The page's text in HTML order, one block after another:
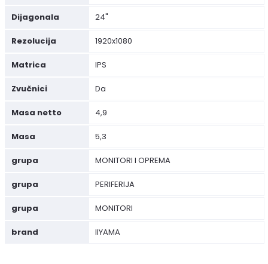
Dijagonala 24"
Rezolucija 1920x1080
Matrica IPS
Zvučnici Da
Masa netto 4,9
Masa 5,3
grupa MONITORI I OPREMA
grupa PERIFERIJA
grupa MONITORI
brand IIYAMA